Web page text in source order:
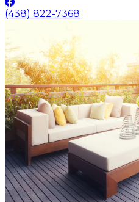
(438) 822-7368